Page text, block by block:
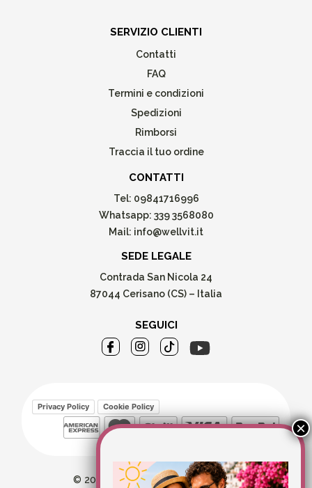
SERVIZIO CLIENTI
Contatti
FAQ
Termini e condizioni
Spedizioni
Rimborsi
Traccia il tuo ordine
CONTATTI
Tel: 09841716996
Whatsapp: 339 3568080
Mail: info@wellvit.it
SEDE LEGALE
Contrada San Nicola 24
87044 Cerisano (CS) – Italia
SEGUICI
Privacy Policy Cookie Policy
© 2026 Wellvit All Rights Reserved